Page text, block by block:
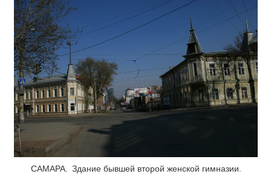
САМАРА. Здание бывшей второй женской гимназии.